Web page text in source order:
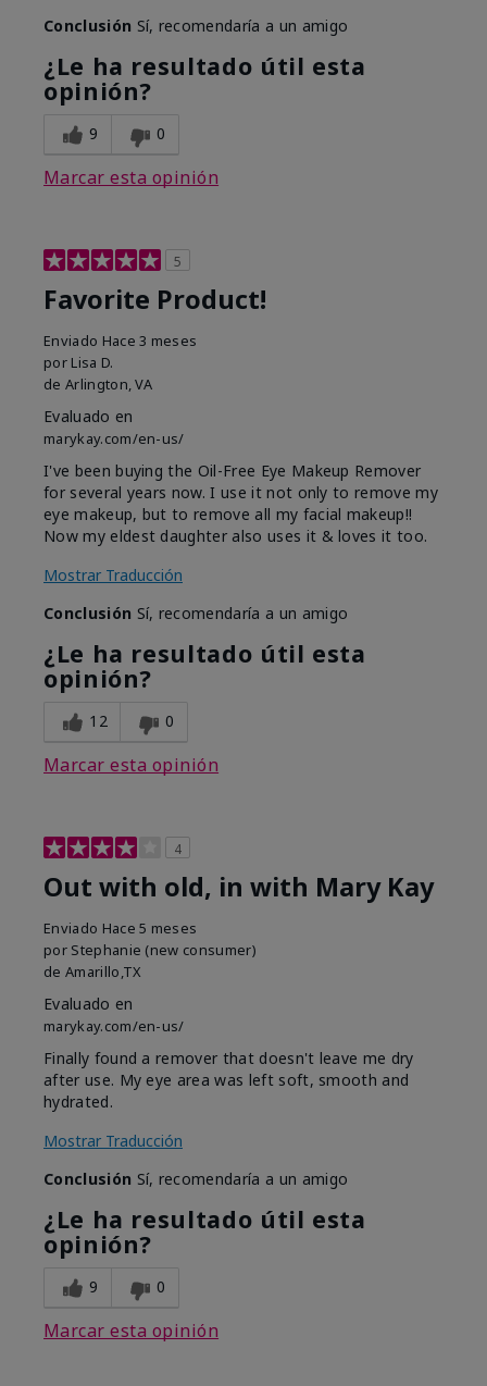
Conclusión Sí, recomendaría a un amigo
¿Le ha resultado útil esta
opinión?
9 0
Marcar esta opinión
5
Favorite Product!
Enviado Hace 3 meses
por Lisa D.
de Arlington, VA
Evaluado en
marykay.com/en-us/
I've been buying the Oil-Free Eye Makeup Remover
for several years now. I use it not only to remove my
eye makeup, but to remove all my facial makeup!!
Now my eldest daughter also uses it & loves it too.
Mostrar Traducción
Conclusión Sí, recomendaría a un amigo
¿Le ha resultado útil esta
opinión?
12 0
Marcar esta opinión
4
Out with old, in with Mary Kay
Enviado Hace 5 meses
por Stephanie (new consumer)
de Amarillo,TX
Evaluado en
marykay.com/en-us/
Finally found a remover that doesn't leave me dry
after use. My eye area was left soft, smooth and
hydrated.
Mostrar Traducción
Conclusión Sí, recomendaría a un amigo
¿Le ha resultado útil esta
opinión?
9 0
Marcar esta opinión